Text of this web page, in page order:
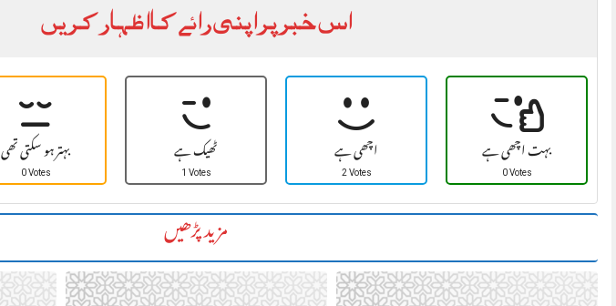
اس خبر پر اپنی رائے کا اظہار کریں
بہتر ہو سکتی تھی
0 Votes ٹھیک ہے
1 Votes اچھی ہے
2 Votes بہت اچھی ہے
0 Votes
مزید پڑھیں